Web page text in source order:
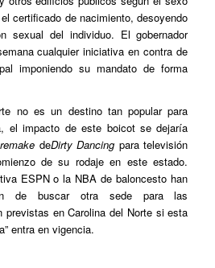
certificado de nacimiento, desoyendo
sexual del individuo. El gobernador
cualquier iniciativa en contra de
imponiendo su mandato de forma
no es un destino tan popular para
el impacto de este boicot se dejaría
remake deDirty Dancing para televisión
de su rodaje en este estado.
ESPN o la NBA de baloncesto han
de buscar otra sede para las
previstas en Carolina del Norte si esta
entra en vigencia.